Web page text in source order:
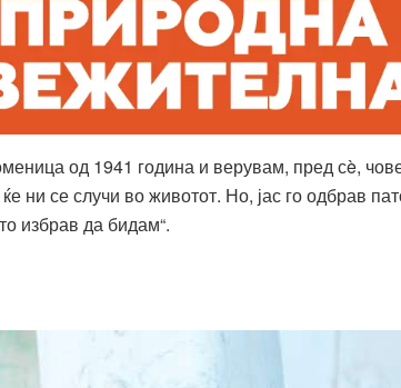
од 1941 година и верувам, пред сè,
ни се случи во животот. Но, јас го одбрав
избрав да бидам“.